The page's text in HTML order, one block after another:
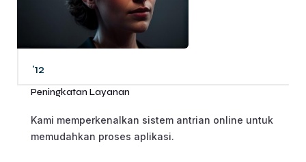
'12
Peningkatan Layanan
Kami memperkenalkan sistem antrian online untuk
memudahkan proses aplikasi.